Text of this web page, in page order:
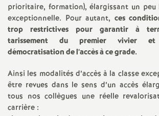
prioritaire, formation), élargissant un peu
exceptionnelle. Pour autant, ces
trop restrictives pour garantir à
tarissement du premier vivier
démocratisation de l’accès à ce grade.
Ainsi les modalités d’accès à la classe
être revues dans le sens d’un accès
tous nos collègues une réelle
carrière :